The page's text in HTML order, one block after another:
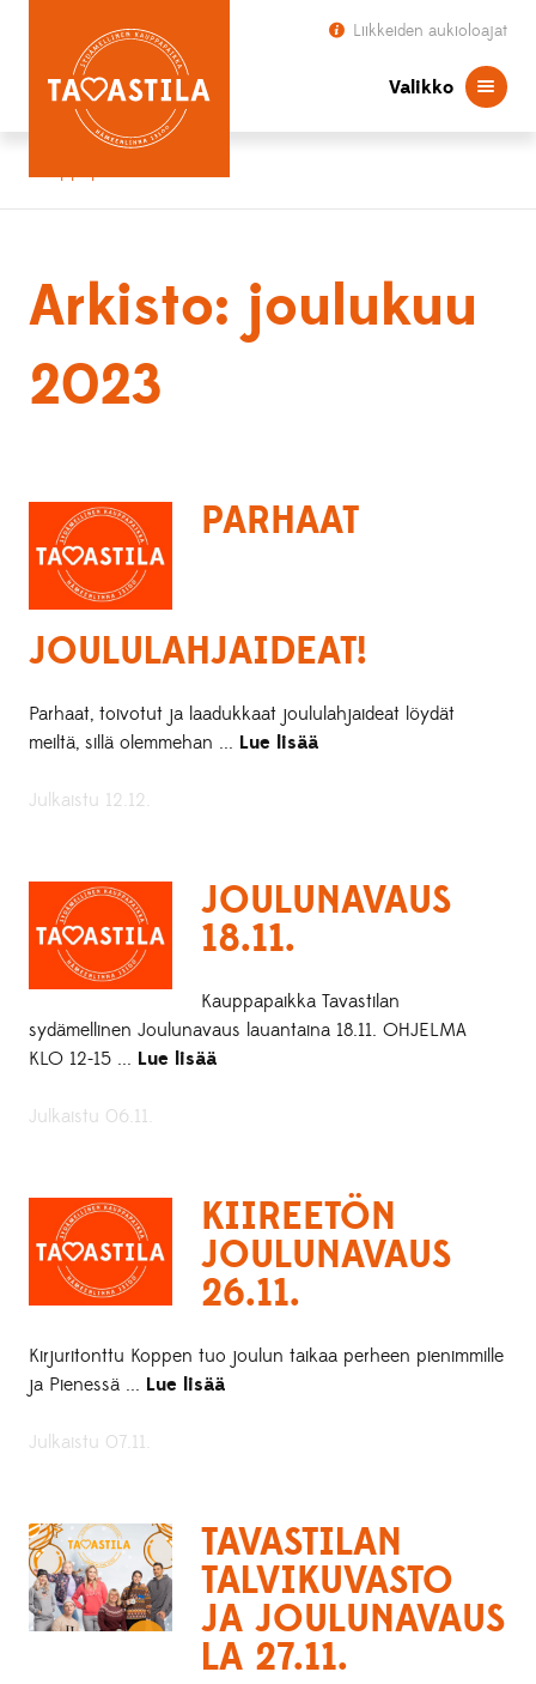
Liikkeiden aukioloajat
Valikko
Arkisto: joulukuu
2023
PARHAAT
JOULULAHJAIDEAT!
Parhaat, toivotut ja laadukkaat joululahjaideat löydät
meiltä, sillä olemmehan ... Lue lisää
Julkaistu 12.12.
JOULUNAVAUS
18.11.
Kauppapaikka Tavastilan
sydämellinen Joulunavaus lauantaina 18.11. OHJELMA
KLO 12-15 ... Lue lisää
Julkaistu 06.11.
KIIREETÖN
JOULUNAVAUS
26.11.
Kirjuritonttu Koppen tuo joulun taikaa perheen pienimmille
ja Pienessä ... Lue lisää
Julkaistu 07.11.
TAVASTILAN
TALVIKUVASTO
JA JOULUNAVAUS
LA 27.11.